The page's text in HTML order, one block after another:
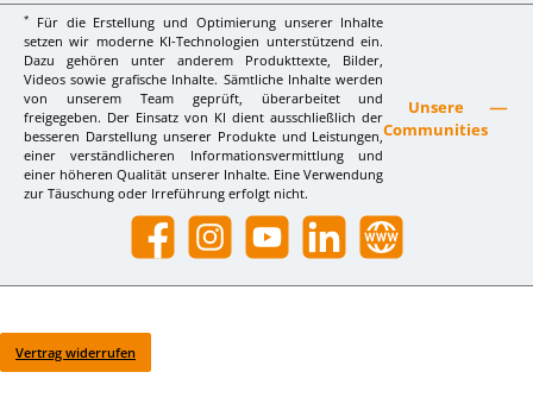
*
Für die Erstellung und Optimierung unserer Inhalte
setzen wir moderne KI-Technologien unterstützend ein.
Dazu gehören unter anderem Produkttexte, Bilder,
Videos sowie grafische Inhalte. Sämtliche Inhalte werden
von unserem Team geprüft, überarbeitet und
freigegeben. Der Einsatz von KI dient ausschließlich der
besseren Darstellung unserer Produkte und Leistungen,
einer verständlicheren Informationsvermittlung und
einer höheren Qualität unserer Inhalte. Eine Verwendung
zur Täuschung oder Irreführung erfolgt nicht.
Unsere
Communities
Facebook InstagramYouTube LinkedIn Website
Vertrag widerrufen